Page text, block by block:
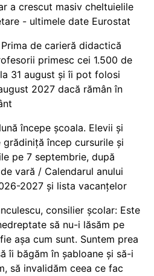
a crescut masiv cheltuielile
- ultimele date Eurostat
Prima de carieră didactică
primesc cei 1.500 de
31 august și îi pot folosi
2027 dacă rămân în
începe școala. Elevii și
încep cursurile și
pe 7 septembrie, după
vară / Calendarul anului
2027 și lista vacanțelor
consilier școlar: Este
să nu-i lăsăm pe
așa cum sunt. Suntem prea
îi băgăm în șabloane și să-i
să invalidăm ceea ce fac